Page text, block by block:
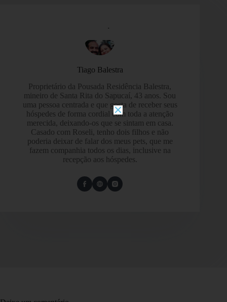
Tiago Balestra
Proprietário da Pousada Residência Balestra,
mineiro de Santa Rita do Sapucaí, 43 anos. Sou
uma pessoa centrada e que gosta de receber seus
hóspedes de forma cordial com toda a atenção
merecida, deixando-os que se sintam em casa.
Casado com Roseli, tenho dois filhos e não
poderia deixar de falar dos meus pets, que me
fazem companhia todos os dias, inclusive na
recepção aos hóspedes.